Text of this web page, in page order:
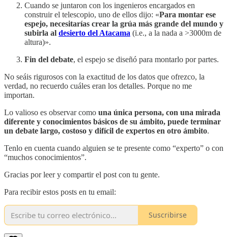
Cuando se juntaron con los ingenieros encargados en
construir el telescopio, uno de ellos dijo: «Para montar ese
espejo, necesitarías crear la grúa más grande del mundo y
subirla al desierto del Atacama (i.e., a la nada a >3000m de
altura)».
Fin del debate, el espejo se diseñó para montarlo por partes.
No seáis rigurosos con la exactitud de los datos que ofrezco, la
verdad, no recuerdo cuáles eran los detalles. Porque no me
importan.
Lo valioso es observar como una única persona, con una mirada
diferente y conocimientos básicos de su ámbito, puede terminar
un debate largo, costoso y difícil de expertos en otro ámbito.
Tenlo en cuenta cuando alguien se te presente como “experto” o con
“muchos conocimientos”.
Gracias por leer y compartir el post con tu gente.
Para recibir estos posts en tu email:
Suscribirse